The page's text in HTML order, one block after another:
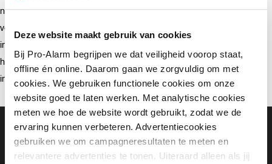
Deze website maakt gebruik van cookies
Bij Pro-Alarm begrijpen we dat veiligheid voorop staat,
offline én online. Daarom gaan we zorgvuldig om met
cookies. We gebruiken functionele cookies om onze
website goed te laten werken. Met analytische cookies
meten we hoe de website wordt gebruikt, zodat we de
ervaring kunnen verbeteren. Advertentiecookies
gebruiken we om campagneresultaten te meten en
relevantere advertenties te tonen. Uiteraard alleen als jij
netwerkrecorder (2)
verzending (2)
intercom (2)
hik-connect (2)
installatie (2)
Gratis bezorging vanaf €99,-
Gratis retourneren binnen 90 dagen*
Klanten geven ons een 9.3 gemiddeld